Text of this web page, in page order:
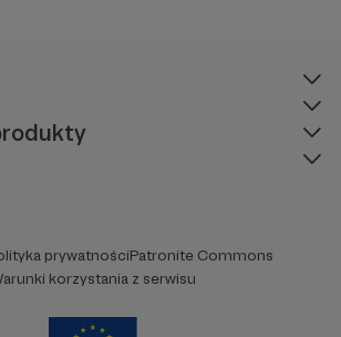
prywatnościPatronite Commons
korzystania z serwisu